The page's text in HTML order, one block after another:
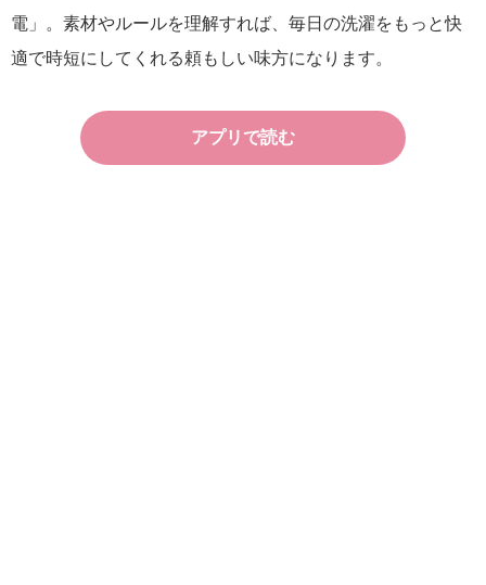
電」。素材やルールを理解すれば、毎日の洗濯をもっと快
適で時短にしてくれる頼もしい味方になります。
アプリで読む